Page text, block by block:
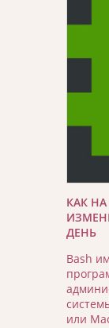
КАК
ДЕНЬ
Bash
или